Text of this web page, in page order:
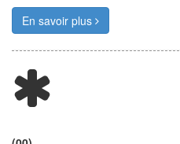
En savoir plus